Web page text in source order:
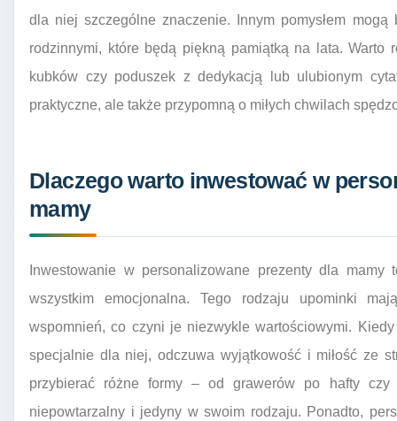
dla niej szczególne znaczenie. Innym pomysłem
rodzinnymi, które będą piękną pamiątką na lata. Warto
kubków czy poduszek z dedykacją lub ulubionym
praktyczne, ale także przypomną o miłych chwilach
Dlaczego warto inwestować w
mamy
Inwestowanie w personalizowane prezenty dla
wszystkim emocjonalna. Tego rodzaju upominki
wspomnień, co czyni je niezwykle wartościowymi.
specjalnie dla niej, odczuwa wyjątkowość i miłość ze
przybierać różne formy – od grawerów po hafty
niepowtarzalny i jedyny w swoim rodzaju. Ponadto,